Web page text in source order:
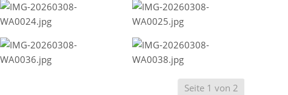
Seite 1 von 2